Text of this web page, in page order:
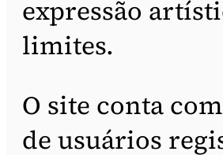
expressão
limites.
O site conta
de usuários